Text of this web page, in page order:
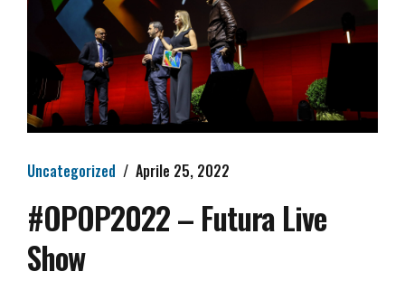
Uncategorized Aprile 25, 2022
#OPOP2022 – Futura Live
Show